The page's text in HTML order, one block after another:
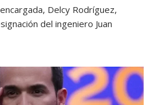
Delcy Rodríguez,
del ingeniero Juan